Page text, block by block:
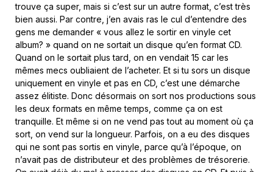
trouve ça super, mais si c’est sur un autre format, c’est très
bien aussi. Par contre, j’en avais ras le cul d’entendre des
gens me demander « vous allez le sortir en vinyle cet
album? » quand on ne sortait un disque qu’en format CD.
Quand on le sortait plus tard, on en vendait 15 car les
mêmes mecs oubliaient de l’acheter. Et si tu sors un disque
uniquement en vinyle et pas en CD, c’est une démarche
assez élitiste. Donc désormais on sort nos productions sous
les deux formats en même temps, comme ça on est
tranquille. Et même si on ne vend pas tout au moment où ça
sort, on vend sur la longueur. Parfois, on a eu des disques
qui ne sont pas sortis en vinyle, parce qu’à l’époque, on
n’avait pas de distributeur et des problèmes de trésorerie.